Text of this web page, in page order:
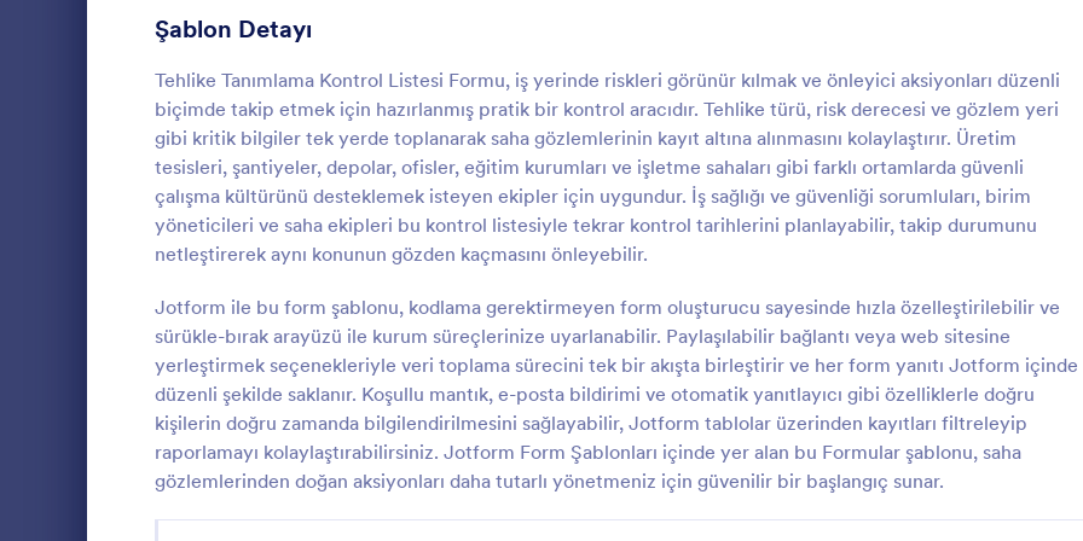
Şablon Detayı
Tehlike Tanımlama Kontrol Listesi Formu, iş yerinde riskleri görünür kılmak ve önleyici aksiyonları düzenli
biçimde takip etmek için hazırlanmış pratik bir kontrol aracıdır. Tehlike türü, risk derecesi ve gözlem yeri
gibi kritik bilgiler tek yerde toplanarak saha gözlemlerinin kayıt altına alınmasını kolaylaştırır. Üretim
tesisleri, şantiyeler, depolar, ofisler, eğitim kurumları ve işletme sahaları gibi farklı ortamlarda güvenli
çalışma kültürünü desteklemek isteyen ekipler için uygundur. İş sağlığı ve güvenliği sorumluları, birim
yöneticileri ve saha ekipleri bu kontrol listesiyle tekrar kontrol tarihlerini planlayabilir, takip durumunu
netleştirerek aynı konunun gözden kaçmasını önleyebilir.
Jotform ile bu form şablonu, kodlama gerektirmeyen form oluşturucu sayesinde hızla özelleştirilebilir ve
sürükle-bırak arayüzü ile kurum süreçlerinize uyarlanabilir. Paylaşılabilir bağlantı veya web sitesine
yerleştirmek seçenekleriyle veri toplama sürecini tek bir akışta birleştirir ve her form yanıtı Jotform içinde
düzenli şekilde saklanır. Koşullu mantık, e-posta bildirimi ve otomatik yanıtlayıcı gibi özelliklerle doğru
kişilerin doğru zamanda bilgilendirilmesini sağlayabilir, Jotform tablolar üzerinden kayıtları filtreleyip
raporlamayı kolaylaştırabilirsiniz. Jotform Form Şablonları içinde yer alan bu Formular şablonu, saha
gözlemlerinden doğan aksiyonları daha tutarlı yönetmeniz için güvenilir bir başlangıç sunar.
: Günlük Şantiye İş Güvenliği Bilgilendirme
Günlük Şantiye İş Güvenliği Bilgilendirme Formu
Şantiyelerde günlük iş güvenliği
önlemleri izlemek ve katılımcı onaylarını
toplamak için Günlük Şantiye İş Güvenliği
Bilgilendirme Formu kullanın.
Go to Category:
İnşaat Formları
Şablon Kullan
:
tesislerinde denetimleri kayıt
uygunsuzlukları izlemeyi ve
faaliyetleri takip etmeyi
Go to Category:
Denetim
Şablon Kullan
Üye Kayıt Formları
Oy Formları 22
Özet Formları 17
Onay Formları 89
Değerlendirme Formları 104
Denetim 78
Yetkilendirme Formları 67
Ödül Formları 17
Efsane Cuma Formları 3